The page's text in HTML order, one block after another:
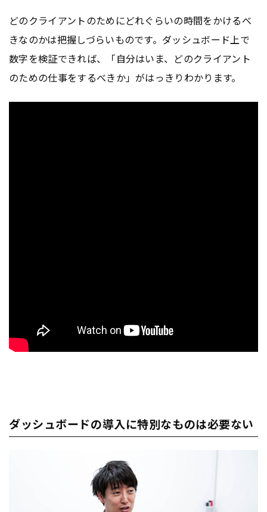
どのクライアントのためにどれぐらいの時間をかけるべ
きなのかは把握しづらいものです。ダッシュボード上で
数字を検証できれば、「自分はいま、どのクライアント
のための仕事をするべきか」がはっきりわかります。
ダッシュボードの導入に特別なものは必要ない